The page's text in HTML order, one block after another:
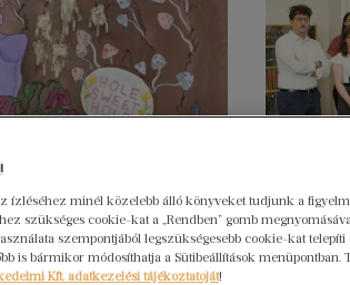
Hogyan
ember
Libri
ízléséhez minél közelebb álló könyveket tudjunk a
szükséges cookie-kat a „Rendben” gomb
szempontjából legszükségesebb cookie-kat telepíti
is bármikor módosíthatja a Sütibeállítások menüpontban.
Kft. adatkezelési tájékoztatóját!